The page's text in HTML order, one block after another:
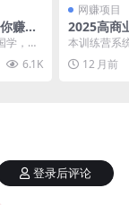
赚钱
让你
学，推
问
6.1K
网赚项目
2025高商
造攻略，
本训练营系
域强人设IP
高价值账号体
12 月前
登录后评论